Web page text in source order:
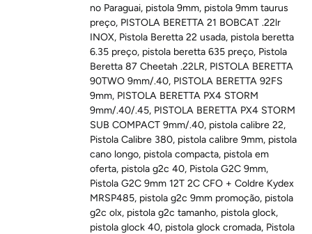
no Paraguai, pistola 9mm, pistola 9mm taurus
preço, PISTOLA BERETTA 21 BOBCAT .22lr
INOX, Pistola Beretta 22 usada, pistola beretta
6.35 preço, pistola beretta 635 preço, Pistola
Beretta 87 Cheetah .22LR, PISTOLA BERETTA
90TWO 9mm/.40, PISTOLA BERETTA 92FS
9mm, PISTOLA BERETTA PX4 STORM
9mm/.40/.45, PISTOLA BERETTA PX4 STORM
SUB COMPACT 9mm/.40, pistola calibre 22,
Pistola Calibre 380, pistola calibre 9mm, pistola
cano longo, pistola compacta, pistola em
oferta, pistola g2c 40, Pistola G2C 9mm,
Pistola G2C 9mm 12T 2C CFO + Coldre Kydex
MRSP485, pistola g2c 9mm promoção, pistola
g2c olx, pistola g2c tamanho, pistola glock,
pistola glock 40, pistola glock cromada, Pistola